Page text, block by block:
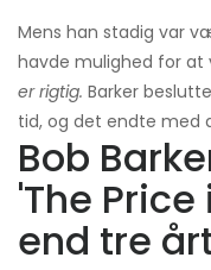
Mens han stadig var
havde mulighed for
er rigtig. Barker
tid, og det endte
Bob
'The
end tre